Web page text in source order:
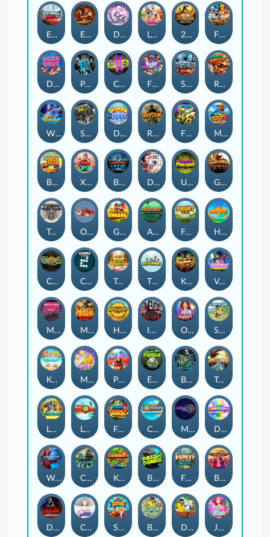
Eternal Duel EPIC BULLETS & BOUNTY Dusk Princess Le Bunny 2 Wild 2 Die Fist Of Destruction
Dork Unit Pray for Three Chaos Crew 2 Fighter Pit Stormforged Rusty & Curly
Wishbringer Slayers Inc Dorks of The Deep Rotten FRKN Bananas Marlin Master
Benny The Beer Xmas Drop Bloodthirst Densho Undead Fortune Gladiator Legends
Toshi Video Club OmNom Get The Cheese Aztec Twist Fruit Duel Hop'n'Pop
Chaos Crew Cubes 2 Tai The Toad The Respinners Klowns Vending Machine
Mystery Motel Mayan Stackways Harvest Wilds Immortal Desire Orb of Destiny Stack'em
Keep 'em Cool Magic Piggy Pug Life Eye of the Panda Beast Below Temple of Torment
Le Pharaoh Let It Snow Fear the Dark Cash Compass Miami Multiplier Double Rainbow
Warrior Ways Cursed Seas King Carrot Break Bones Forest Fortune Buffalo Stack'n'Sync
Dark Summoning Cloud Princess Shaolin Master Book of Time Drop'em Jelly Slice